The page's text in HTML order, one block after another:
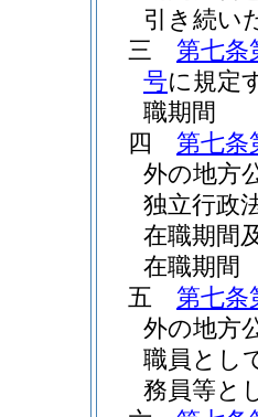
引き続い
三
第七条
号に規定
職期間
四
第七条
外の地方
独立行政
在職期間
在職期間
五
第七条
外の地方
職員とし
務員等と